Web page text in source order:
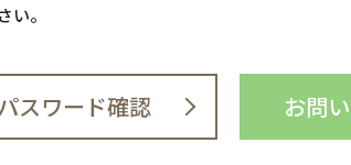
い。
スワード確認 お問